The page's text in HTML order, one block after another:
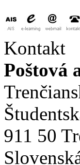
Kontakt
Poštová
911 50